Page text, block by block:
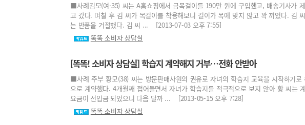
■사례김모(여·35) 씨는 A홈쇼핑에서 금목걸이를 190만 원에 구입했고, 배송기사가
고 갔다. 며칠 후 김 씨가 목걸이를 착용해보니 길이가 목에 맞지 않고 꽉 끼었다. 김
는 반품을 거절했다. 김 씨 ... [2013-07-03 오후 7:55]
똑똑 소비자 상담실
[똑똑! 소비자 상담실] 학습지 계약해지 거부…전화 안받아
■사례 주부 황모(38) 씨는 방문판매사원의 권유로 자녀의 학습지 교육을 시작하기
으로 계약했다. 4개월째 접어들면서 자녀가 학습지를 적극적으로 보지 않아 황 씨는
요금이 선입금 되었으니 다음 달까 ... [2013-05-15 오후 7:28]
똑똑 소비자 상담실